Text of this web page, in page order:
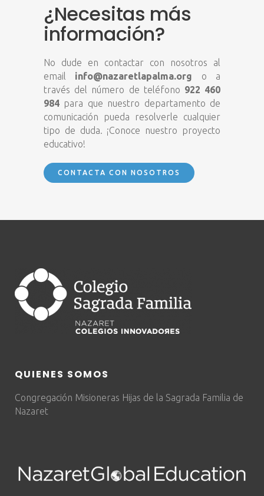
¿Necesitas más
información?
No dude en contactar con nosotros al
email info@nazaretlapalma.org o a
través del número de teléfono 922 460
984 para que nuestro departamento de
comunicación pueda resolverle cualquier
tipo de duda. ¡Conoce nuestro proyecto
educativo!
CONTACTA CON NOSOTROS
QUIENES SOMOS
Congregación Misioneras Hijas de la Sagrada Familia de
Nazaret